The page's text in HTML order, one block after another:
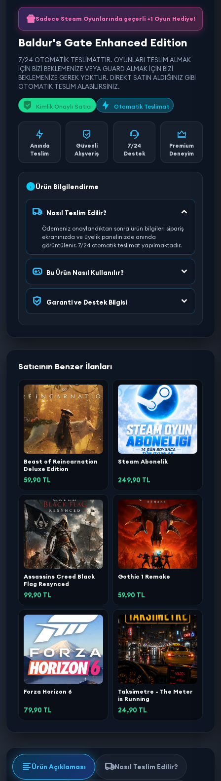
Sadece Steam Oyunlarında geçerli +1 Oyun Hediye!
Baldur's Gate Enhanced Edition
7/24 OTOMATİK TESLİMATTIR. OYUNLARI TESLİM ALMAK
İÇİN BİZİ BEKLEMENİZE VEYA GUARD ALMAK İÇİN BİZİ
BEKLEMENİZE GEREK YOKTUR. DİREKT SATIN ALDIĞINIZ GİBİ
OTOMATİK TESLİM ALABİLİRSİNİZ.
Kimlik Onaylı Satıcı Otomatik Teslimat
Anında
Teslim
Güvenli
Alışveriş
7/24
Destek
Premium
Deneyim
Ürün Bilgilendirme
Nasıl Teslim Edilir?
Ödemeniz onaylandıktan sonra ürün bilgileri sipariş
ekranınızda ve üyelik panelinizde anında
görüntülenir. 7/24 otomatik teslimat yapılmaktadır.
Bu Ürün Nasıl Kullanılır?
Garanti ve Destek Bilgisi
Satıcının Benzer İlanları
Beast of Reincarnation
Deluxe Edition
59,90 TL
Steam Abonelik
249,90 TL
Assassins Creed Black
Flag Resynced
99,90 TL
Gothic 1 Remake
59,90 TL
Forza Horizon 6
79,90 TL
Taksimetre - The Meter
is Running
24,90 TL
Ürün Açıklaması Nasıl Teslim Edilir?